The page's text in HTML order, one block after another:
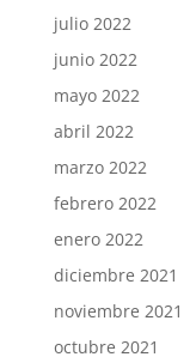
julio 2022
junio 2022
mayo 2022
abril 2022
marzo 2022
febrero 2022
enero 2022
diciembre 2021
noviembre 2021
octubre 2021